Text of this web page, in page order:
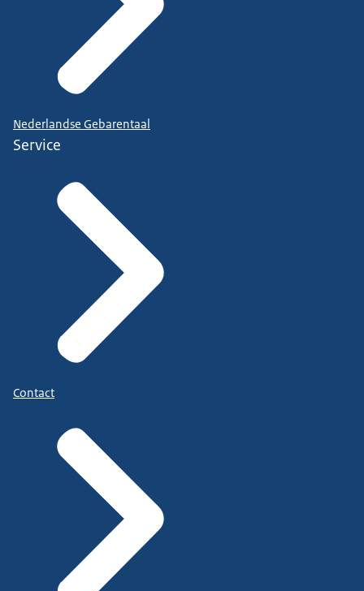
Nederlandse Gebarentaal
Service
Contact